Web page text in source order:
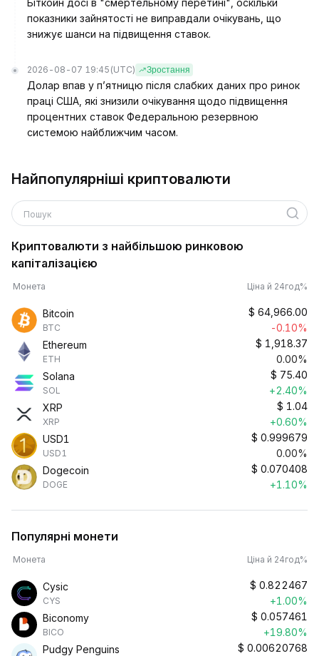
Біткойн досі в "смертельному перетині", оскільки
показники зайнятості не виправдали очікувань, що
знижує шанси на підвищення ставок.
2026-08-07 19:45 (UTC) Зростання
Долар впав у п’ятницю після слабких даних про ринок
праці США, які знизили очікування щодо підвищення
процентних ставок Федеральною резервною
системою найближчим часом.
Найпопулярніші криптовалюти
Пошук
Криптовалюти з найбільшою ринковою
капіталізацією
Монета Ціна й 24год%
Bitcoin
BTC
$ 64,966.00
-0.10%
Ethereum
ETH
$ 1,918.37
0.00%
Solana
SOL
$ 75.40
+2.40%
XRP
XRP
$ 1.04
+0.60%
USD1
USD1
$ 0.999679
0.00%
Dogecoin
DOGE
$ 0.070408
+1.10%
Популярні монети
Монета Ціна й 24год%
Cysic
CYS
$ 0.822467
+1.00%
Biconomy
BICO
$ 0.057461
+19.80%
Pudgy Penguins
$ 0.00620768